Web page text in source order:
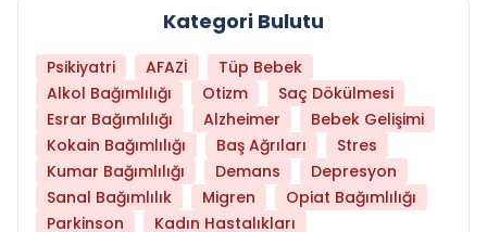
Kategori Bulutu
Psikiyatri AFAZİ
Tüp Bebek
Alkol Bağımlılığı
Otizm
Saç Dökülmesi
Esrar Bağımlılığı
Alzheimer
Bebek Gelişimi
Kokain Bağımlılığı
Baş Ağrıları
Stres
Kumar Bağımlılığı
Demans
Depresyon
Sanal Bağımlılık
Migren
Opiat Bağımlılığı
Parkinson
Kadın Hastalıkları